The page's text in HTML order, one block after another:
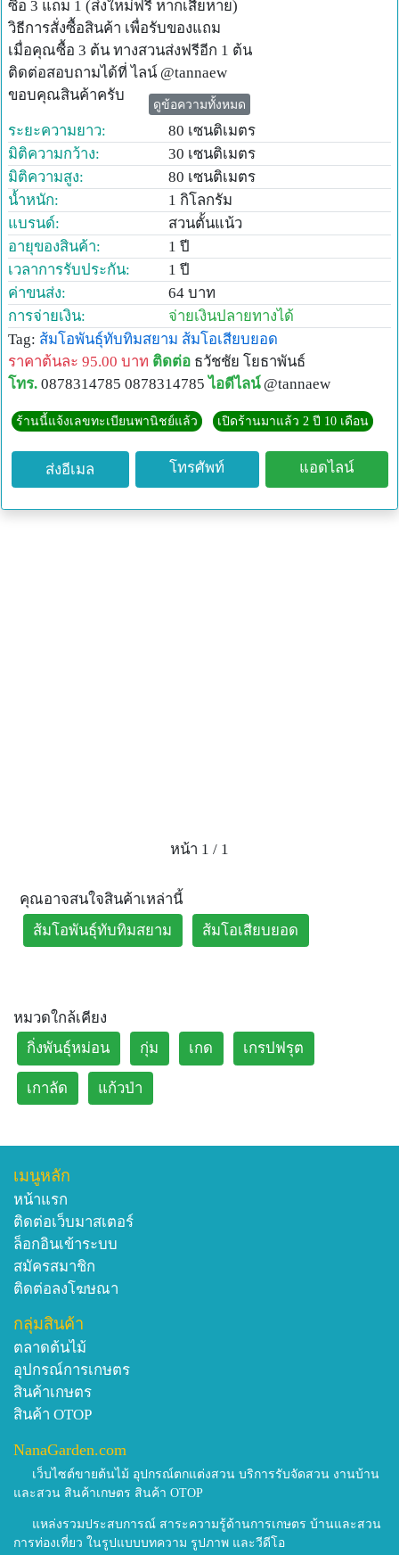
ซื้อ 3 แถม 1 (ส่งใหม่ฟรี หากเสียหาย)
วิธีการสั่งซื้อสินค้า เพื่อรับของแถม
เมื่อคุณซื้อ 3 ต้น ทางสวนส่งฟรีอีก 1 ต้น
ติดต่อสอบถามได้ที่ ไลน์ @tannaew
ขอบคุณสินค้าครับ
ดูข้อความทั้งหมด
ระยะความยาว:
80 เซนติเมตร
มิติความกว้าง:
30 เซนติเมตร
มิติความสูง:
80 เซนติเมตร
น้ำหนัก:
1 กิโลกรัม
แบรนด์:
สวนตั้นแน้ว
อายุของสินค้า:
1 ปี
เวลาการรับประกัน:
1 ปี
ค่าขนส่ง:
64 บาท
การจ่ายเงิน:
จ่ายเงินปลายทางได้
Tag: ส้มโอพันธุ์ทับทิมสยาม ส้มโอเสียบยอด
ราคาต้นละ 95.00 บาท ติดต่อ ธวัชชัย โยธาพันธ์
โทร. 0878314785 0878314785 ไอดีไลน์ @tannaew
ร้านนี้แจ้งเลขทะเบียนพานิชย์แล้ว เปิดร้านมาแล้ว 2 ปี 10 เดือน
ส่งอีเมล โทรศัพท์ แอดไลน์
หน้า 1 / 1
คุณอาจสนใจสินค้าเหล่านี้
ส้มโอพันธุ์ทับทิมสยาม
ส้มโอเสียบยอด
หมวดใกล้เคียง
กิ่งพันธุ์หม่อน
กุ่ม เกด เกรปฟรุต
เกาลัด แก้วป่า
เมนูหลัก
หน้าแรก
ติดต่อเว็บมาสเตอร์
ล็อกอินเข้าระบบ
สมัครสมาชิก
ติดต่อลงโฆษณา
กลุ่มสินค้า
ตลาดต้นไม้
อุปกรณ์การเกษตร
สินค้าเกษตร
สินค้า OTOP
NanaGarden.com
เว็บไซต์ขายต้นไม้ อุปกรณ์ตกแต่งสวน บริการรับจัดสวน งานบ้าน
และสวน สินค้าเกษตร สินค้า OTOP
แหล่งรวมประสบการณ์ สาระความรู้ด้านการเกษตร บ้านและสวน
การท่องเที่ยว ในรูปแบบบทความ รูปภาพ และวีดีโอ